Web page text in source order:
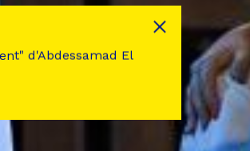
d'Abdessamad El